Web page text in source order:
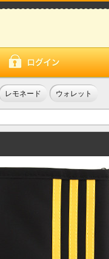
レモネード ウォレット